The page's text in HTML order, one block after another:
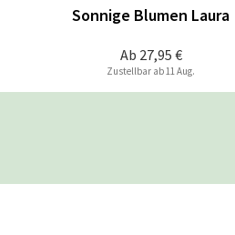
Ab 27,95 €
Sonnige Blumen Laura
Zustellbar ab 11 Aug.